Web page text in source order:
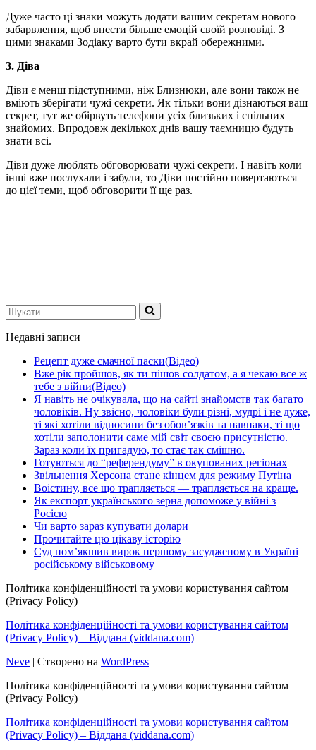
Дуже часто ці знаки можуть додати вашим секретам нового
забарвлення, щоб внести більше емоцій своїй розповіді. З
цими знаками Зодіаку варто бути вкрай обережними.
3. Діва
Діви є менш підступними, ніж Близнюки, але вони також не
вміють зберігати чужі секрети. Як тільки вони дізнаються ваш
секрет, тут же обірвуть телефони усіх близьких і спільних
знайомих. Впродовж декількох днів вашу таємницю будуть
знати всі.
Діви дуже люблять обговорювати чужі секрети. І навіть коли
інші вже послухали і забули, то Діви постійно повертаються
до цієї теми, щоб обговорити її ще раз.
Шукати...
Недавні записи
Рецепт дуже смачної паски(Відео)
Вже рік пройшов, як ти пішов солдатом, а я чекаю все ж
тебе з війни(Відео)
Я навіть не очікувала, що на сайті знайомств так багато
чоловіків. Ну звісно, чоловіки були різні, мудрі і не дуже,
ті які хотіли відносини без обов’язків та навпаки, ті що
хотіли заполонити саме мій світ своєю присутністю.
Зараз коли їх пригадую, то стає так смішно.
Готуються до “референдуму” в окупованих регіонах
Звільнення Херсона стане кінцем для режиму Путіна
Воістину, все що трапляється — трапляється на краще.
Як експорт українського зерна допоможе у війні з
Росією
Чи варто зараз купувати долари
Прочитайте цю цікаву історію
Суд пом’якшив вирок першому засудженому в Україні
російському військовому
Політика конфіденційності та умови користування сайтом
(Privacy Policy)
Політика конфіденційності та умови користування сайтом
(Privacy Policy) – Віддана (viddana.com)
Neve | Створено на WordPress
Політика конфіденційності та умови користування сайтом
(Privacy Policy)
Політика конфіденційності та умови користування сайтом
(Privacy Policy) – Віддана (viddana.com)